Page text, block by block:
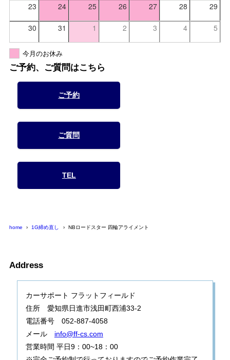
23 24 25 26 27 28 29
30 31 1 2 3 4 5
今月のお休み
ご予約、ご質問はこちら
ご予約
ご質問
TEL
home 1G締め直し NBロードスター 四輪アライメント
Address
カーサポート フラットフィールド
住所 愛知県日進市浅田町西浦33-2
電話番号 052-887-4058
メール info@ff-cs.com
営業時間 平日9：00~18：00